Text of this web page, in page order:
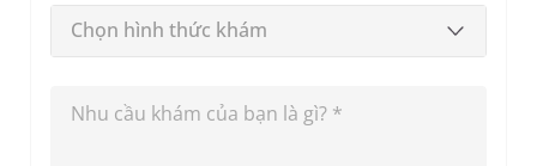
Chọn hình thức khám